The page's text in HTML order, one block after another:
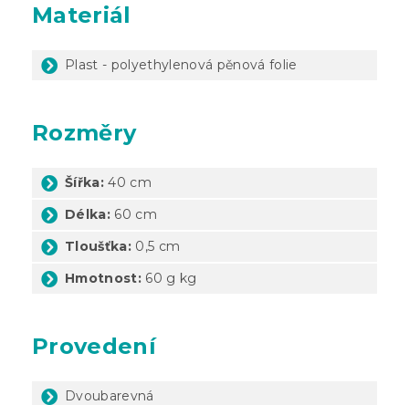
Materiál
Plast - polyethylenová pěnová folie
Rozměry
Šířka: 40 cm
Délka: 60 cm
Tloušťka: 0,5 cm
Hmotnost: 60 g kg
Provedení
Dvoubarevná